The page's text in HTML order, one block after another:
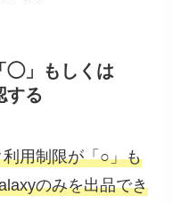
◯」もしくは
する
用制限が「○」も
のみを出品でき